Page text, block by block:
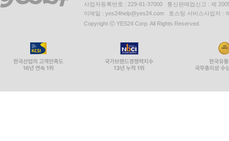
사업자등록번호 : 229-81-37000 통신판매업신고 : 제
이메일 : yes24help@yes24.com 호스팅 서비스사업자 :
Copyright ⓒ YES24 Corp. All Rights Reserved.